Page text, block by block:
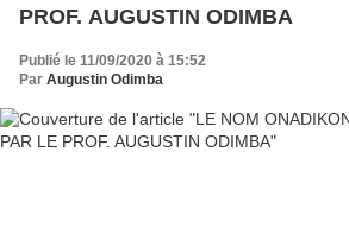
PROF. AUGUSTIN ODIMBA
Publié le 11/09/2020 à 15:52
Par Augustin Odimba